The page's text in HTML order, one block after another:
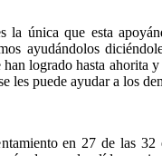
la única que esta
ayudándolos
logrado hasta ahorita
les puede ayudar a los
en 27 de las 32